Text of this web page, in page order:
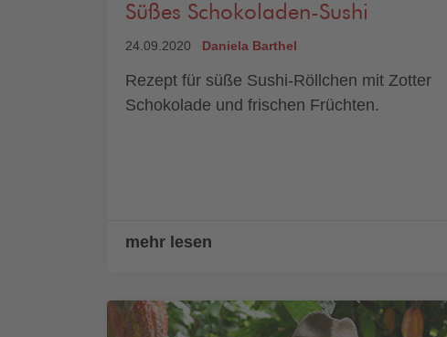
Süßes Schokoladen-Sushi
24.09.2020 Daniela Barthel
Rezept für süße Sushi-Röllchen mit Zotter
Schokolade und frischen Früchten.
mehr lesen